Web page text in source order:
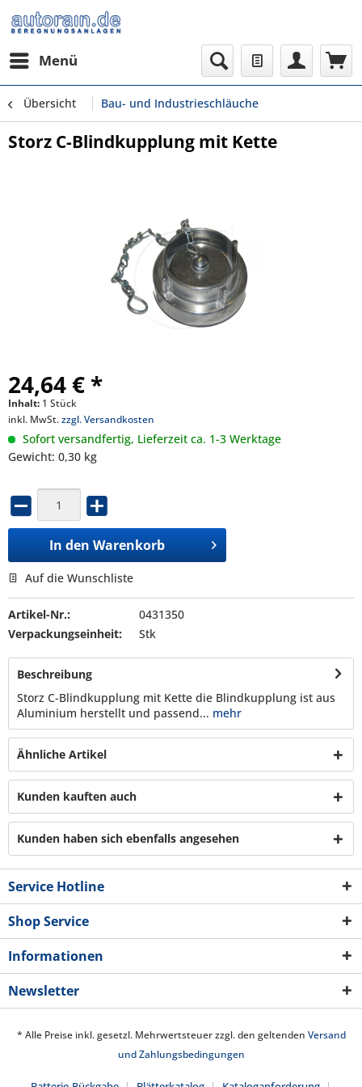
Menü
Übersicht Bau- und Industrieschläuche
Storz C-Blindkupplung mit Kette
24,64 € *
Inhalt: 1 Stück
inkl. MwSt.zzgl. Versandkosten
Sofort versandfertig, Lieferzeit ca. 1-3 Werktage
Gewicht: 0,30 kg
In den Warenkorb
Auf die Wunschliste
Artikel-Nr.:
0431350
Verpackungseinheit:
Stk
Beschreibung
Storz C-Blindkupplung mit Kette die Blindkupplung ist aus
Aluminium herstellt und passend... mehr
Ähnliche Artikel
Kunden kauften auch
Kunden haben sich ebenfalls angesehen
Service Hotline
Shop Service
Informationen
Newsletter
* Alle Preise inkl. gesetzl. Mehrwertsteuer zzgl. den geltenden Versand
und Zahlungsbedingungen